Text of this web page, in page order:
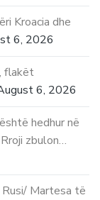
Kroacia dhe
6, 2026
flakët
6, 2026
hedhur në
zbulon…
Rusi/ Martesa të